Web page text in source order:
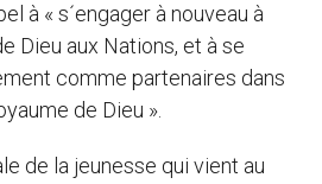
à « s´engager à nouveau à
Dieu aux Nations, et à se
comme partenaires dans
de Dieu ».
de la jeunesse qui vient au